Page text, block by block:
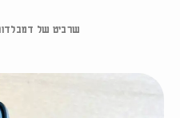
שרביט של